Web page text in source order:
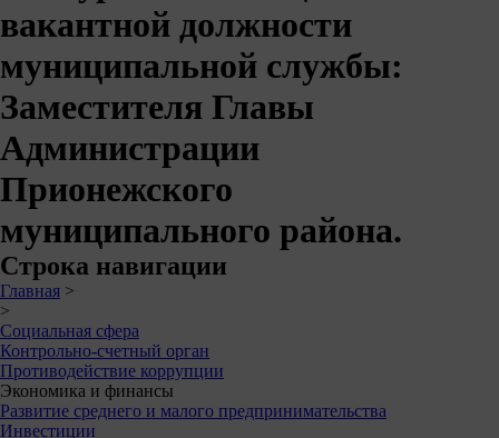
вакантной должности
муниципальной службы:
Заместителя Главы
Администрации
Прионежского
муниципального района.
Строка навигации
Главная >
>
Социальная сфера
Контрольно-счетный орган
Противодействие коррупции
Экономика и финансы
Развитие среднего и малого предпринимательства
Инвестиции